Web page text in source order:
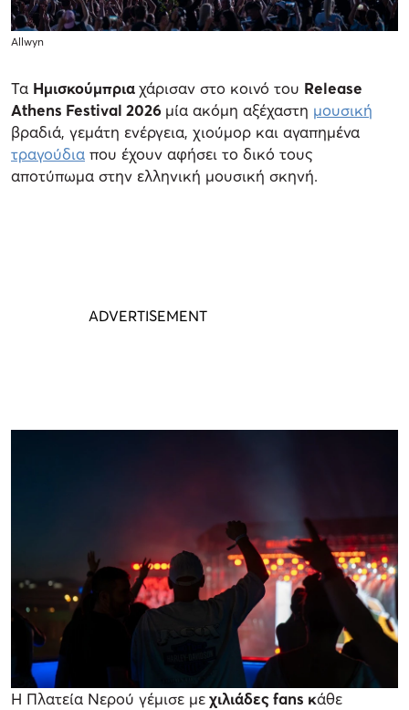
Allwyn
Τα Ημισκούμπριαχάρισαν στο κοινό του Release
Athens Festival 2026 μία ακόμη αξέχαστη μουσική
βραδιά, γεμάτη ενέργεια, χιούμορ και αγαπημένα
τραγούδια που έχουν αφήσει το δικό τους
αποτύπωμα στην ελληνική μουσική σκηνή.
Η Πλατεία Νερού γέμισε μεχιλιάδες fans κάθε